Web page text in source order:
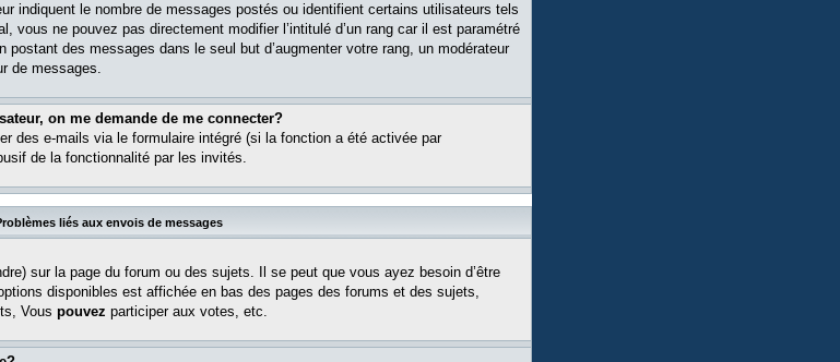
indiquent le nombre de messages postés ou identifient certains utilisateurs tels
vous ne pouvez pas directement modifier l’intitulé d’un rang car il est paramétré
postant des messages dans le seul but d’augmenter votre rang, un modérateur
de messages.
on me demande de me connecter?
des e-mails via le formulaire intégré (si la fonction a été activée par
de la fonctionnalité par les invités.
liés aux envois de messages
sur la page du forum ou des sujets. Il se peut que vous ayez besoin d’être
disponibles est affichée en bas des pages des forums et des sujets,
Vous pouvez participer aux votes, etc.